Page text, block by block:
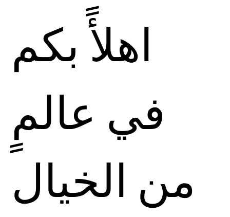
اهلأً بكم
في عالمٍ
من الخيال